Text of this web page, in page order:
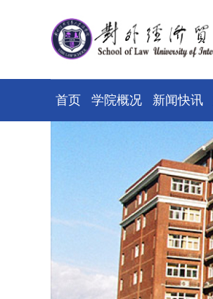
首页 学院概况 新闻快讯